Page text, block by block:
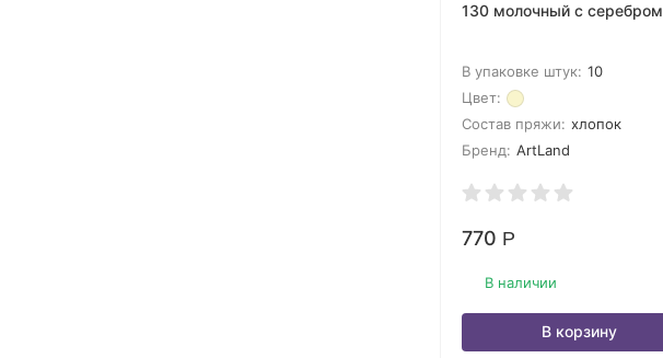
130 молочный с серебром
В упаковке штук: 10
Цвет:
Состав пряжи: хлопок
Бренд: ArtLand
770 Р
В наличии
В корзину